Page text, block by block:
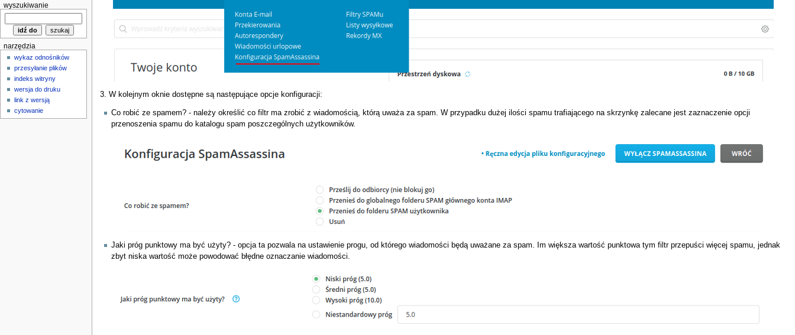
3. W kolejnym oknie dostępne są następujące opcje konfiguracji:
Co robić ze spamem? - należy określić co filtr ma zrobić z wiadomością, którą uważa za spam. W przypadku dużej ilości spamu trafiającego na skrzynkę zalecane jest zaznaczenie opcji
przenoszenia spamu do katalogu spam poszczególnych użytkowników.
Jaki próg punktowy ma być użyty? - opcja ta pozwala na ustawienie progu, od którego wiadomości będą uważane za spam. Im większa wartość punktowa tym filtr przepuści więcej spamu, jednak
zbyt niska wartość może powodować błędne oznaczanie wiadomości.
wyszukiwanie
narzędzia
wykaz odnośników
przesyłanie plików
indeks witryny
wersja do druku
link z wersją
cytowanie